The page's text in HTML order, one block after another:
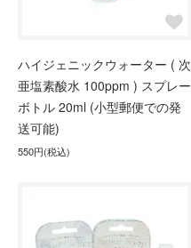
ハイジェニックウォーター ( 次
亜塩素酸水 100ppm ) スプレー
ボトル 20ml (小型郵便での発
送可能)
550円(税込)